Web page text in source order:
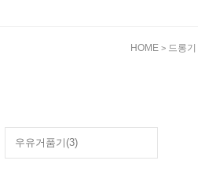
HOME > 드롱기
우유거품기(3)